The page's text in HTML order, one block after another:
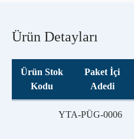
Ürün Detayları
Ürün Stok
Kodu
Paket İçi
Adedi
YTA-PÜG-0006